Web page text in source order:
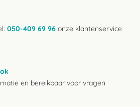
050-409 69 96 onze klantenservice
en bereikbaar voor vragen